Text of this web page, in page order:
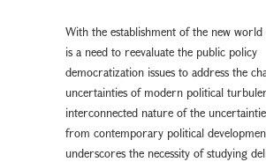
With the establishment of the new
is a need to reevaluate the public policy
democratization issues to address the
uncertainties of modern political
interconnected nature of the
from contemporary political
underscores the necessity of studying